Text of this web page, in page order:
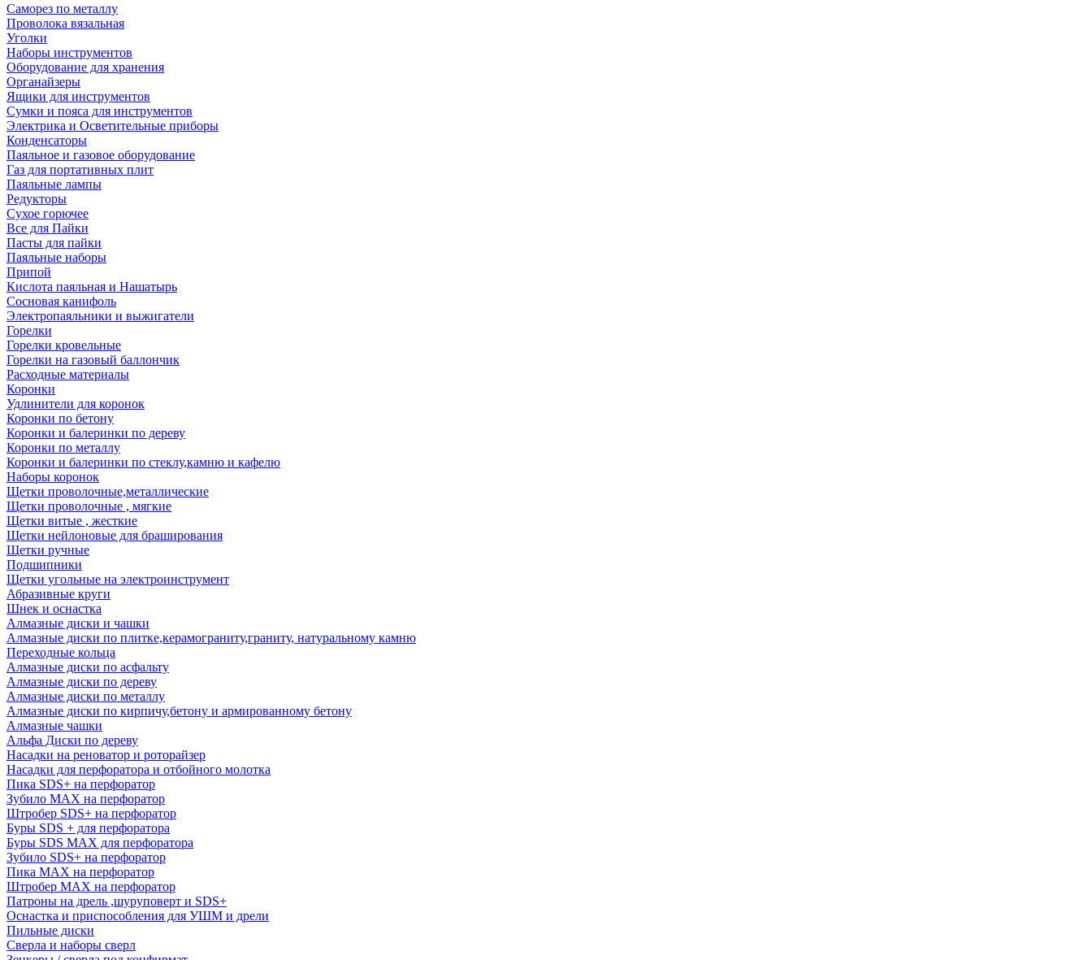
Саморез по металлу
Проволока вязальная
Уголки
Наборы инструментов
Оборудование для хранения
Органайзеры
Ящики для инструментов
Сумки и пояса для инструментов
Электрика и Осветительные приборы
Конденсаторы
Паяльное и газовое оборудование
Газ для портативных плит
Паяльные лампы
Редукторы
Сухое горючее
Все для Пайки
Пасты для пайки
Паяльные наборы
Припой
Кислота паяльная и Нашатырь
Сосновая канифоль
Электропаяльники и выжигатели
Горелки
Горелки кровельные
Горелки на газовый баллончик
Расходные материалы
Коронки
Удлинители для коронок
Коронки по бетону
Коронки и балеринки по дереву
Коронки по металлу
Коронки и балеринки по стеклу,камню и кафелю
Наборы коронок
Щетки проволочные,металлические
Щетки проволочные , мягкие
Щетки витые , жесткие
Щетки нейлоновые для браширования
Щетки ручные
Подшипники
Щетки угольные на электроинструмент
Абразивные круги
Шнек и оснастка
Алмазные диски и чашки
Алмазные диски по плитке,керамограниту,граниту, натуральному камню
Переходные кольца
Алмазные диски по асфальту
Алмазные диски по дереву
Алмазные диски по металлу
Алмазные диски по кирпичу,бетону и армированному бетону
Алмазные чашки
Альфа Диски по дереву
Насадки на реноватор и роторайзер
Насадки для перфоратора и отбойного молотка
Пика SDS+ на перфоратор
Зубило MAX на перфоратор
Штробер SDS+ на перфоратор
Буры SDS + для перфоратора
Буры SDS MAX для перфоратора
Зубило SDS+ на перфоратор
Пика MAX на перфоратор
Штробер MAX на перфоратор
Патроны на дрель ,шуруповерт и SDS+
Оснастка и приспособления для УШМ и дрели
Пильные диски
Сверла и наборы сверл